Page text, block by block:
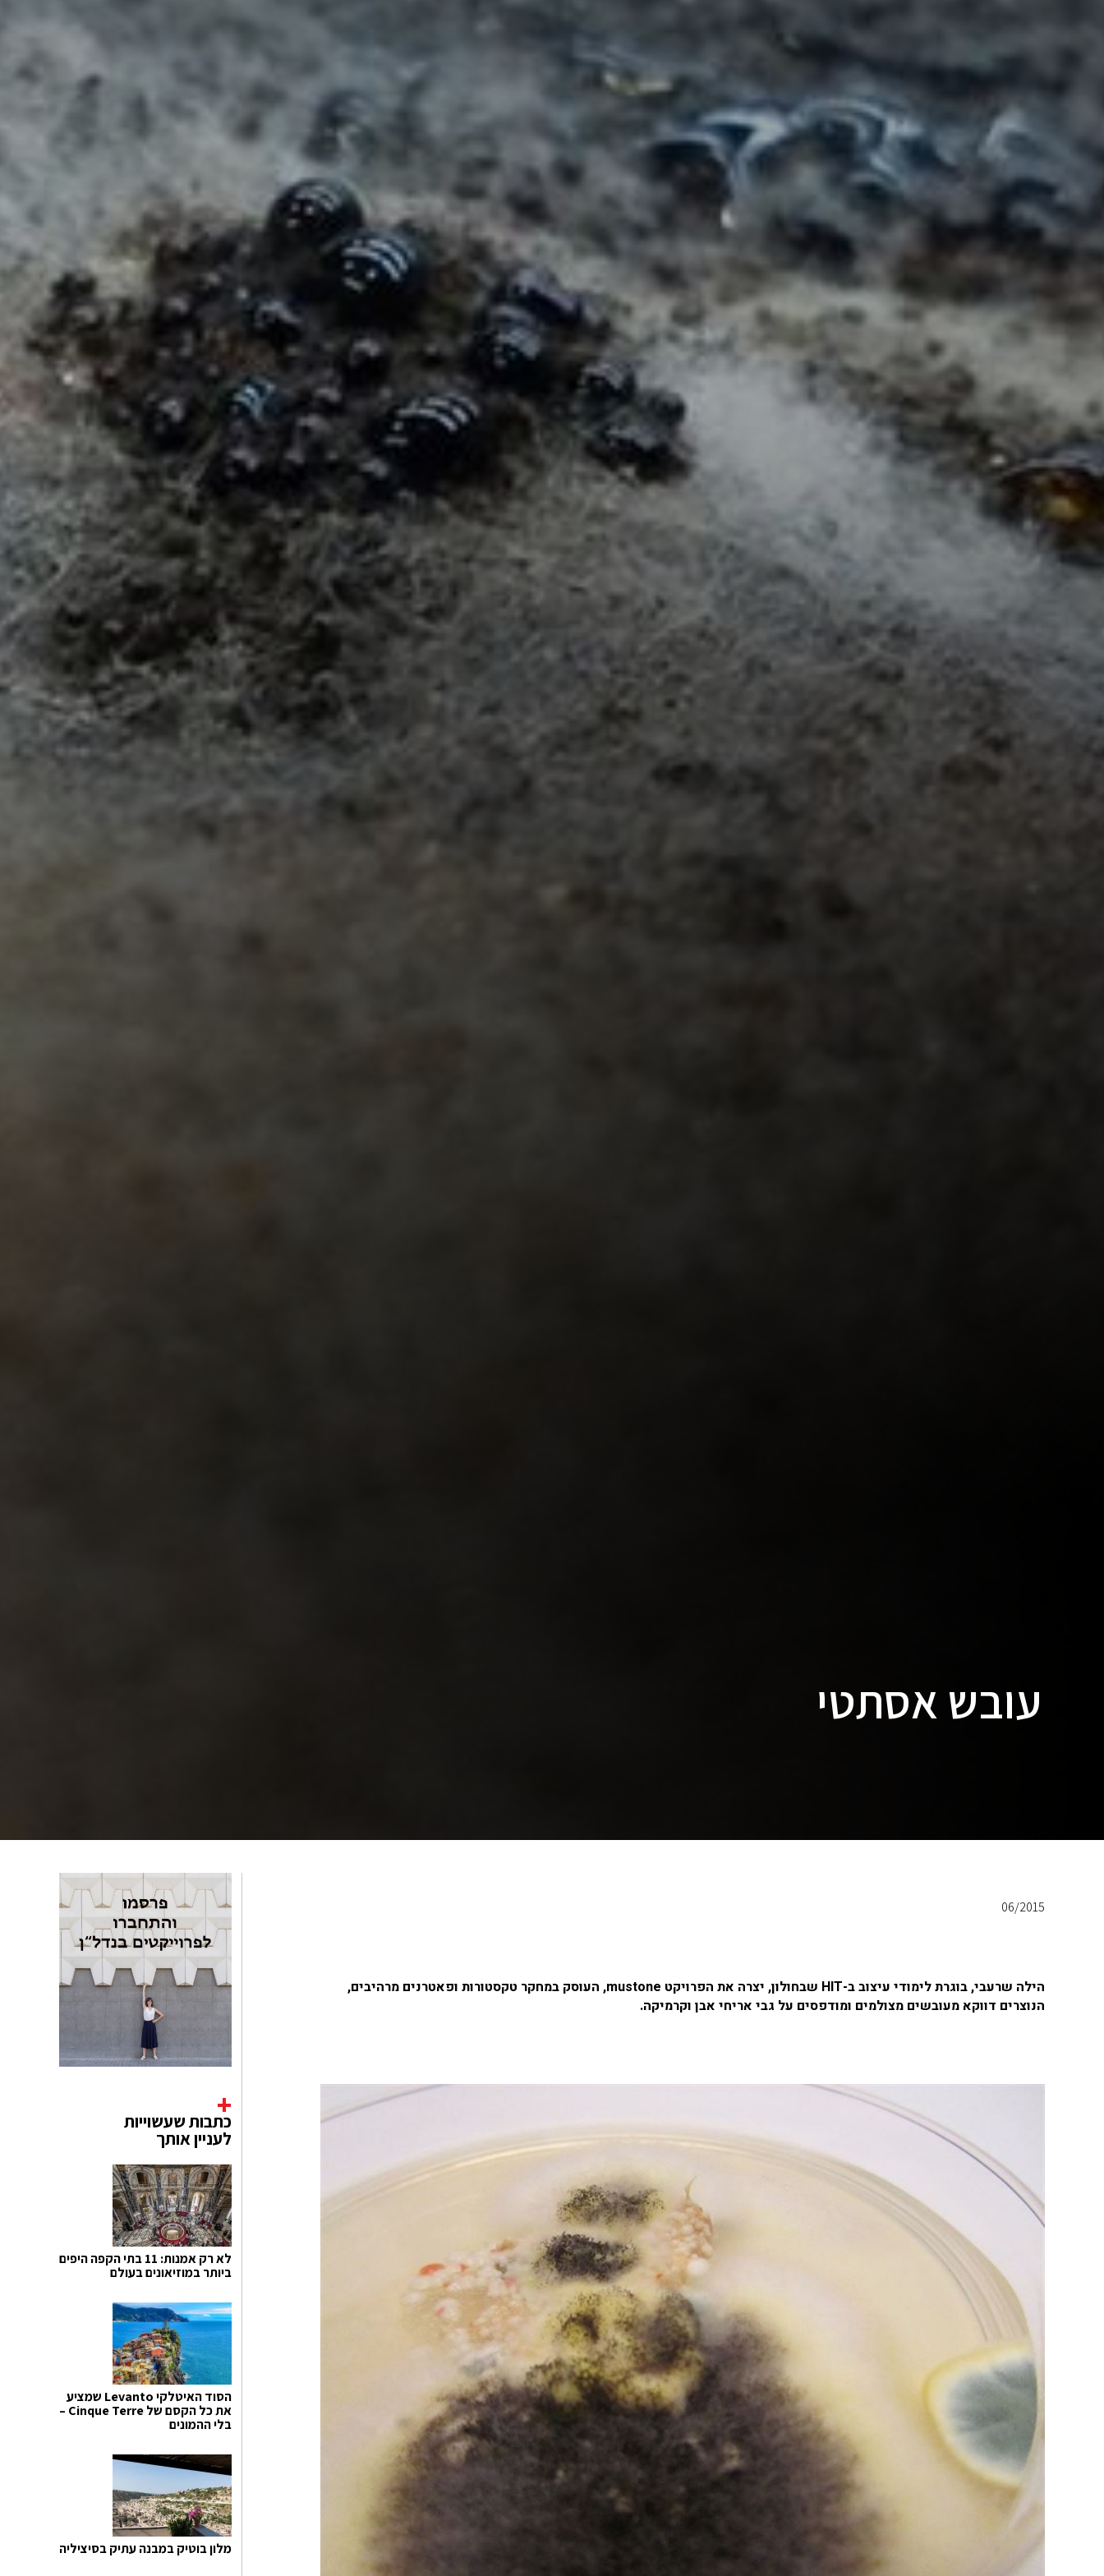
עובש אסתטי
06/2015
הילה שרעבי, בוגרת לימודי עיצוב ב-HIT שבחולון, יצרה את הפרויקט mustone, העוסק במחקר טקסטורות ופאטרנים מרהיבים,
הנוצרים דווקא מעובשים מצולמים ומודפסים על גבי אריחי אבן וקרמיקה.
כתבות שעשוייות
לעניין אותך
לא רק אמנות: 11 בתי הקפה היפים
ביותר במוזיאונים בעולם
הסוד האיטלקי Levanto שמציע
את כל הקסם של Cinque Terre –
בלי ההמונים
מלון בוטיק במבנה עתיק בסיציליה